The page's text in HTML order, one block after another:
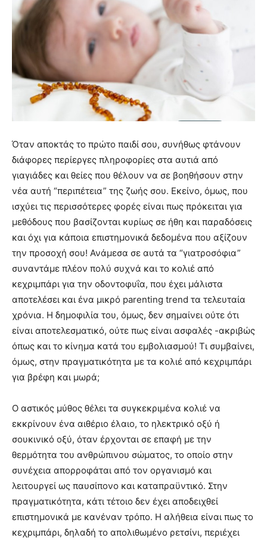
Όταν αποκτάς το πρώτο παιδί σου, συνήθως φτάνουν
διάφορες περίεργες πληροφορίες στα αυτιά από
γιαγιάδες και θείες που θέλουν να σε βοηθήσουν στην
νέα αυτή “περιπέτεια” της ζωής σου. Εκείνο, όμως, που
ισχύει τις περισσότερες φορές είναι πως πρόκειται για
μεθόδους που βασίζονται κυρίως σε ήθη και παραδόσεις
και όχι για κάποια επιστημονικά δεδομένα που αξίζουν
την προσοχή σου! Ανάμεσα σε αυτά τα “γιατροσόφια”
συναντάμε πλέον πολύ συχνά και το κολιέ από
κεχριμπάρι για την οδοντοφυΐα, που έχει μάλιστα
αποτελέσει και ένα μικρό parenting trend τα τελευταία
χρόνια. Η δημοφιλία του, όμως, δεν σημαίνει ούτε ότι
είναι αποτελεσματικό, ούτε πως είναι ασφαλές -ακριβώς
όπως και το κίνημα κατά του εμβολιασμού! Τι συμβαίνει,
όμως, στην πραγματικότητα με τα κολιέ από κεχριμπάρι
για βρέφη και μωρά;
Ο αστικός μύθος θέλει τα συγκεκριμένα κολιέ να
εκκρίνουν ένα αιθέριο έλαιο, το ηλεκτρικό οξύ ή
σουκινικό οξύ, όταν έρχονται σε επαφή με την
θερμότητα του ανθρώπινου σώματος, το οποίο στην
συνέχεια απορροφάται από τον οργανισμό και
λειτουργεί ως παυσίπονο και καταπραϋντικό. Στην
πραγματικότητα, κάτι τέτοιο δεν έχει αποδειχθεί
επιστημονικά με κανέναν τρόπο. Η αλήθεια είναι πως το
κεχριμπάρι, δηλαδή το απολιθωμένο ρετσίνι, περιέχει